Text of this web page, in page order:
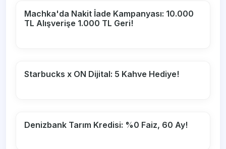
Machka'da Nakit İade Kampanyası: 10.000
TL Alışverişe 1.000 TL Geri!
Starbucks x ON Dijital: 5 Kahve Hediye!
Denizbank Tarım Kredisi: %0 Faiz, 60 Ay!